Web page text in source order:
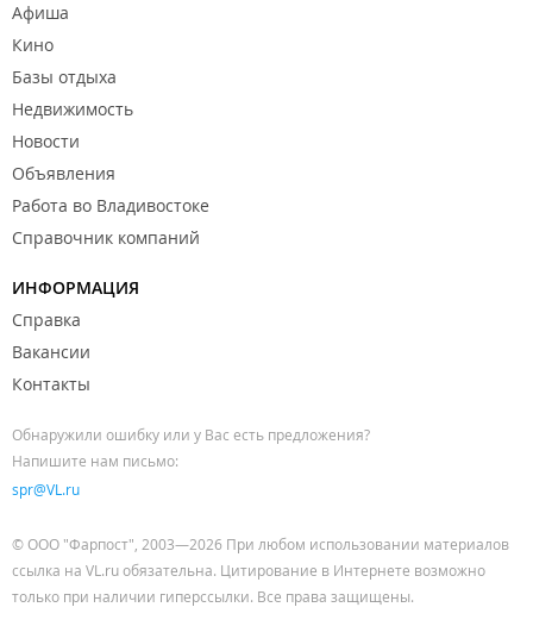
Афиша
Кино
Базы отдыха
Недвижимость
Новости
Объявления
Работа во Владивостоке
Справочник компаний
ИНФОРМАЦИЯ
Справка
Вакансии
Контакты
Обнаружили ошибку или у Вас есть предложения?
Напишите нам письмо:
spr@VL.ru
© ООО "Фарпост", 2003—2026 При любом использовании материалов
ссылка на VL.ru обязательна. Цитирование в Интернете возможно
только при наличии гиперссылки. Все права защищены.